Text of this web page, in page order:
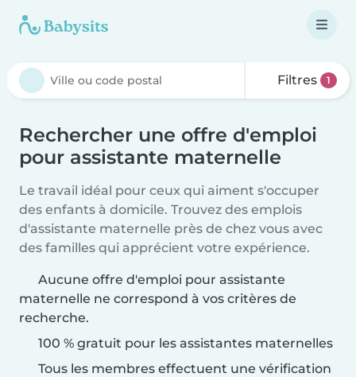
Filtres 1
Rechercher une offre d'emploi
pour assistante maternelle
Le travail idéal pour ceux qui aiment s'occuper
des enfants à domicile. Trouvez des emplois
d'assistante maternelle près de chez vous avec
des familles qui apprécient votre expérience.
Aucune offre d'emploi pour assistante
maternelle ne correspond à vos critères de
recherche.
100 % gratuit pour les assistantes maternelles
Tous les membres effectuent une vérification